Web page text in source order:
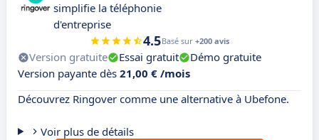
simplifie la téléphonie
d'entreprise
4.5Basé sur +200 avis
Version gratuite Essai gratuit
Démo gratuite
Version payante dès 21,00 € /mois
Découvrez Ringover comme une alternative à Ubefone.
Voir plus de détails